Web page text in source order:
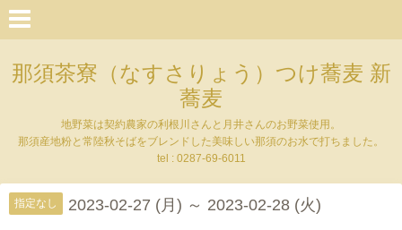
那須茶寮（なすさりょう）つけ蕎麦 新
蕎麦
地野菜は契約農家の利根川さんと月井さんのお野菜使用。
那須産地粉と常陸秋そばをブレンドした美味しい那須のお水で打ちました。
tel : 0287-69-6011
指定なし 2023-02-27 (月) ～ 2023-02-28 (火)